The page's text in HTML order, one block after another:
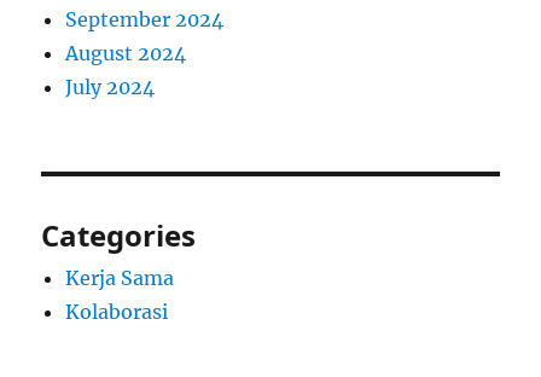
September 2024
August 2024
July 2024
Categories
Kerja Sama
Kolaborasi